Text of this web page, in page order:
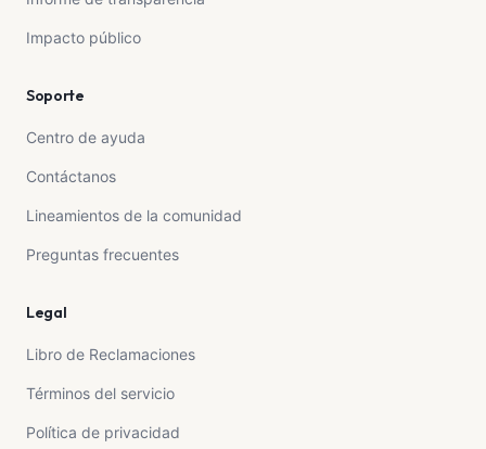
Impacto público
Soporte
Centro de ayuda
Contáctanos
Lineamientos de la comunidad
Preguntas frecuentes
Legal
Libro de Reclamaciones
Términos del servicio
Política de privacidad